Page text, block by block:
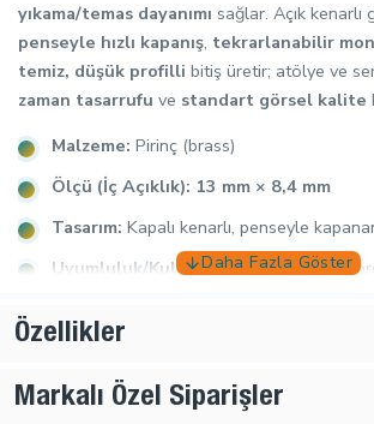
yıkama/temas dayanımı sağlar. Açık kenarlı
penseyle hızlı kapanış, tekrarlanabilir
temiz, düşük profilli bitiş üretir; atölye ve
zaman tasarrufu ve standart görsel kalite
Malzeme: Pirinç (brass)
Ölçü (İç Açıklık): 13 mm × 8,4 mm
Tasarım: Kapalı kenarlı, penseyle
Uyumluluk/Kullanım:Dokuma kayış,
Avantajlar:
Özellikler
Markalı Özel Siparişler